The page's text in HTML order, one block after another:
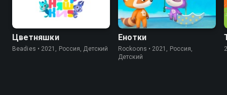
Цветняшки
Beadies • 2021, Россия, Детский
Енотки
Rockoons • 2021, Россия,
Детский